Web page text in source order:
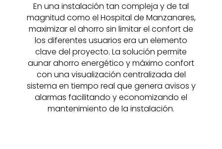
En una instalación tan compleja y de tal
magnitud como el Hospital de Manzanares,
maximizar el ahorro sin limitar el confort de
los diferentes usuarios era un elemento
clave del proyecto. La solución permite
aunar ahorro energético y máximo confort
con una visualización centralizada del
sistema en tiempo real que genera avisos y
alarmas facilitando y economizando el
mantenimiento de la instalación.